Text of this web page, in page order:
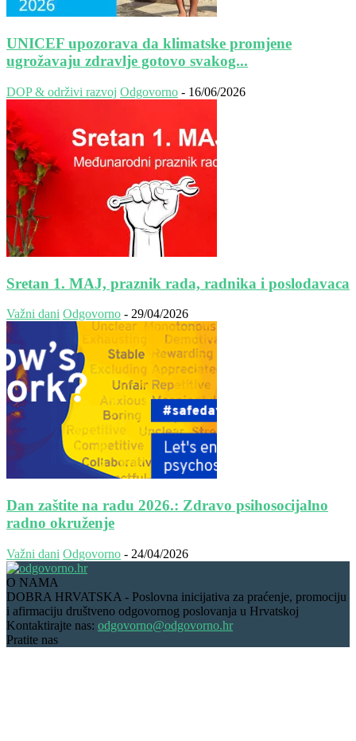
UNICEF upozorava da klimatske promjene
ugrožavaju zdravlje gotovo svakog...
DOP & održivi razvoj Odgovorno - 16/06/2026
Sretan 1. MAJ, praznik rada, radnika i poslodavaca
Važni dani Odgovorno - 29/04/2026
Dan zaštite na radu 2026.: Zdravo psihosocijalno
radno okruženje
Važni dani Odgovorno - 24/04/2026
O NAMA
DOBRA HRVATSKA - Poslovna inicijativa za praćenje, promociju
i afirmaciju društveno odgovornog poslovanja u Hrvatskoj
Kontaktirajte nas: odgovorno@odgovorno.hr
Pratite nas